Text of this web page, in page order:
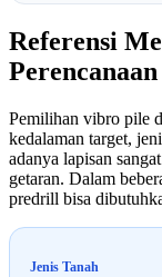
Referensi
Perencanaan
Pemilihan vibro pile
kedalaman target,
adanya lapisan
getaran. Dalam
predrill bisa
Jenis Tanah